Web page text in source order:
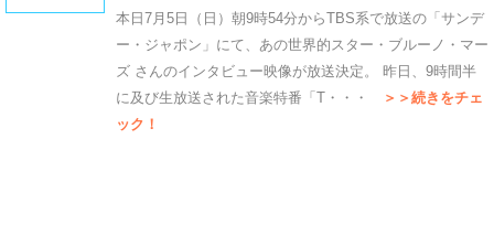
本日7月5日（日）朝9時54分からTBS系で放送の「サンデ
ー・ジャポン」にて、あの世界的スター・ブルーノ・マー
ズ さんのインタビュー映像が放送決定。 昨日、9時間半
に及び生放送された音楽特番「T・・・
＞＞続きをチェ
ック！